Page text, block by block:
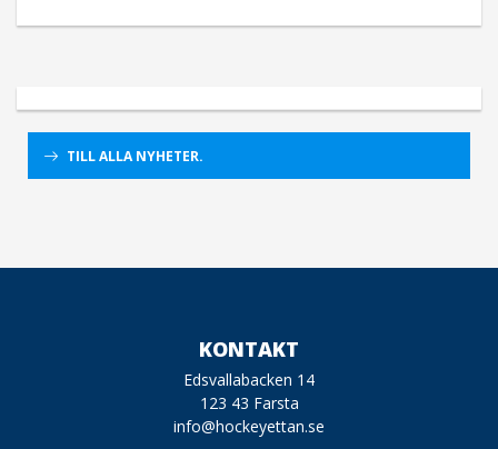
TILL ALLA NYHETER.
KONTAKT
Edsvallabacken 14
123 43 Farsta
info@hockeyettan.se